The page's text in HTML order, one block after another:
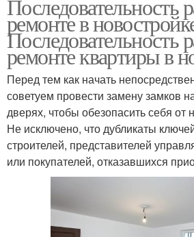
Последовательность
ремонте в
Последовательность
ремонте квартиры в
Перед тем как начать
советуем провести замену замков
дверях, чтобы обезопасить себя от
Не исключено, что дубликаты
строителей, представителей
или покупателей, отказавшихся